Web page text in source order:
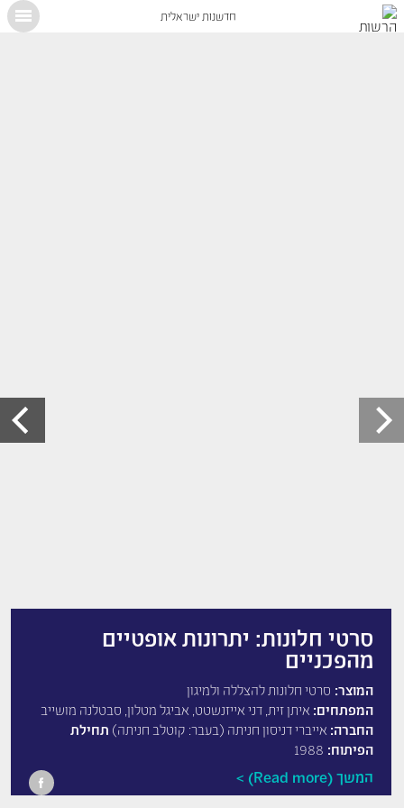
חדשנות ישראלית
סרטי חלונות: יתרונות אופטיים
מהפכניים
המוצר: סרטי חלונות להצללה ולמיגון
המפתחים: איתן זית, דני אייזנשטט, אביגל מטלון, סבטלנה מושייב
החברה: אייברי דניסון חניתה (בעבר: קוטלב חניתה) תחילת
הפיתוח: 1988
המשך (Read more)
X